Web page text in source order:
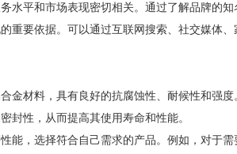
平和市场表现密切相关。通过了解品牌的知
要依据。可以通过互联网搜索、社交媒体
材料，具有良好的抗腐蚀性、耐候性和强度
性，从而提高其使用寿命和性能。
，选择符合自己需求的产品。例如，对于需